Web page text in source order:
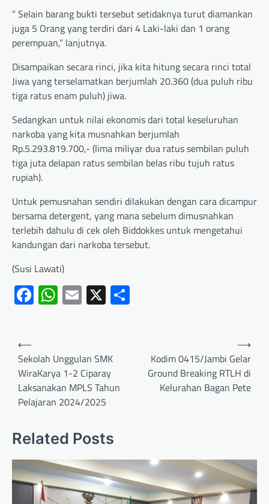
“ Selain barang bukti tersebut setidaknya turut diamankan
juga 5 Orang yang terdiri dari 4 Laki-laki dan 1 orang
perempuan,” lanjutnya.
Disampaikan secara rinci, jika kita hitung secara rinci total
Jiwa yang terselamatkan berjumlah 20.360 (dua puluh ribu
tiga ratus enam puluh) jiwa.
Sedangkan untuk nilai ekonomis dari total keseluruhan
narkoba yang kita musnahkan berjumlah
Rp.5.293.819.700,- (lima miliyar dua ratus sembilan puluh
tiga juta delapan ratus sembilan belas ribu tujuh ratus
rupiah).
Untuk pemusnahan sendiri dilakukan dengan cara dicampur
bersama detergent, yang mana sebelum dimusnahkan
terlebih dahulu di cek oleh Biddokkes untuk mengetahui
kandungan dari narkoba tersebut.
(Susi Lawati)
Facebook
WhatsApp
Email
X
⟵
Sekolah Unggulan SMK
WiraKarya 1-2 Ciparay
Laksanakan MPLS Tahun
Pelajaran 2024/2025
Kodim 0415/Jambi Gelar
Ground Breaking RTLH di
Kelurahan Bagan Pete
⟶
Related Posts